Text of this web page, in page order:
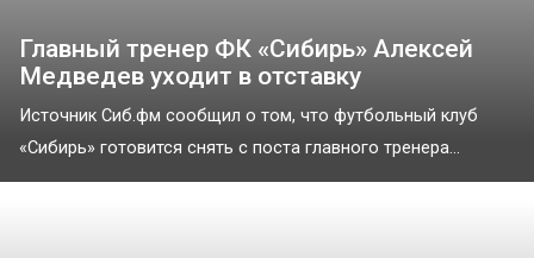
Главный тренер ФК «Сибирь» Алексей
Медведев уходит в отставку
Источник Сиб.фм сообщил о том, что футбольный клуб
«Сибирь» готовится снять с поста главного тренера...